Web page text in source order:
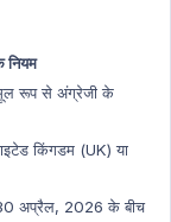
नियम
मूल रूप से अंग्रेजी के
किंगडम (UK) या
अप्रैल, 2026 के बीच